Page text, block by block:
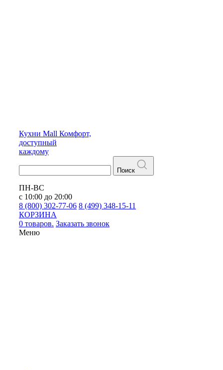
Кухни Mall Комфорт,
доступный
каждому
Поиск
ПН-ВС
с 10:00 до 20:00
8 (800) 302-77-06 8 (499) 348-15-11
КОРЗИНА
0 товаров. Заказать звонок
Меню